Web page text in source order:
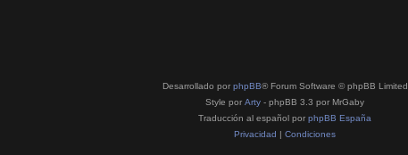
Desarrollado por phpBB® Forum Software © phpBB Limited
Style por Arty - phpBB 3.3 por MrGaby
Traducción al español por phpBB España
Privacidad | Condiciones